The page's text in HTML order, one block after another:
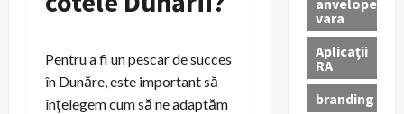
Pentru a fi un pescar de succes
în Dunăre, este important să
înțelegem cum să ne adaptăm
vara
Aplicații
RA
branding